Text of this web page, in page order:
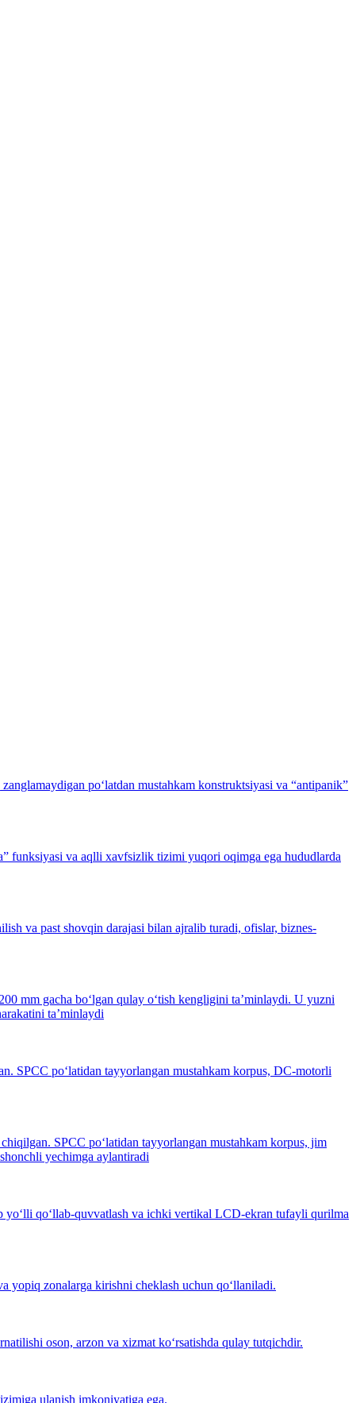
po‘latdan mustahkam konstruktsiyasi va “antipanik”
va aqlli xavfsizlik tizimi yuqori oqimga ega hududlarda
va past shovqin darajasi bilan ajralib turadi, ofislar, biznes-
mm gacha bo‘lgan qulay o‘tish kengligini ta’minlaydi. U yuzni
ta’minlaydi
SPCC po‘latidan tayyorlangan mustahkam korpus, DC-motorli
SPCC po‘latidan tayyorlangan mustahkam korpus, jim
yechimga aylantiradi
qo‘llab-quvvatlash va ichki vertikal LCD-ekran tufayli qurilma
yopiq zonalarga kirishni cheklash uchun qo‘llaniladi.
oson, arzon va xizmat ko‘rsatishda qulay tutqichdir.
ulanish imkoniyatiga ega.